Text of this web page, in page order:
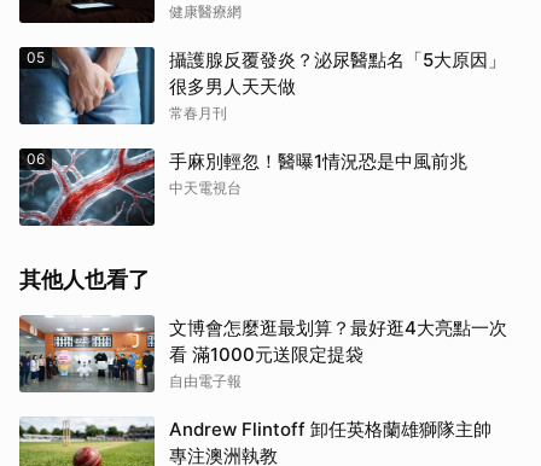
健康醫療網
05
攝護腺反覆發炎？泌尿醫點名「5大原因」
很多男人天天做
常春月刊
06 手麻別輕忽！醫曝1情況恐是中風前兆
中天電視台
其他人也看了
文博會怎麼逛最划算？最好逛4大亮點一次
看 滿1000元送限定提袋
自由電子報
Andrew Flintoff 卸任英格蘭雄獅隊主帥
專注澳洲執教